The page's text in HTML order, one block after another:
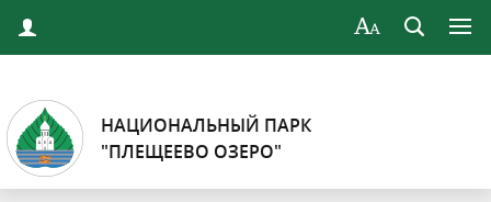
НАЦИОНАЛЬНЫЙ ПАРК
"ПЛЕЩЕЕВО ОЗЕРО"